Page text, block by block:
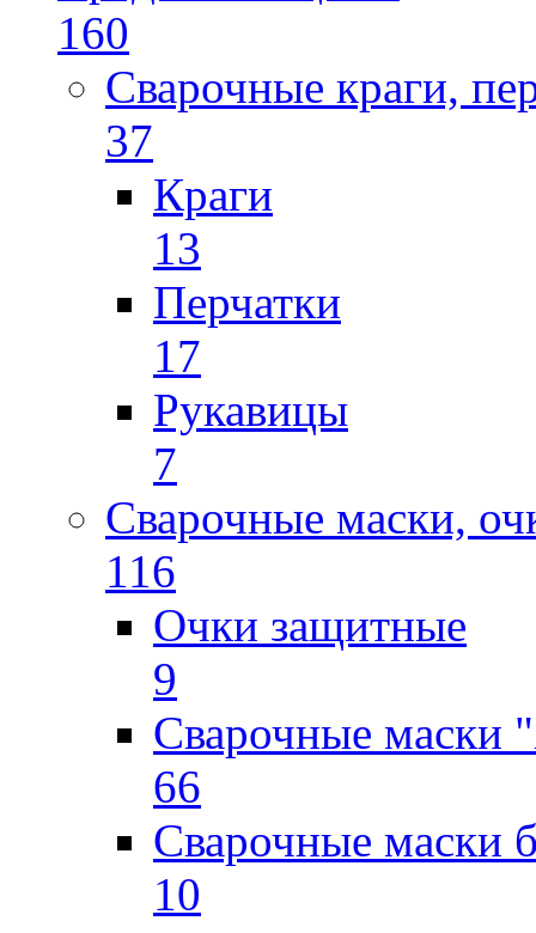
160
Сварочные краги,
37
Краги
13
Перчатки
17
Рукавицы
7
Сварочные маски,
116
Очки защитные
9
Сварочные маски
66
Сварочные маски
10